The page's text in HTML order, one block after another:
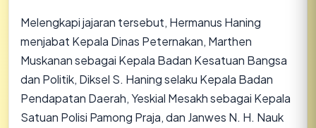
​Melengkapi jajaran tersebut, Hermanus Haning
menjabat Kepala Dinas Peternakan, Marthen
Muskanan sebagai Kepala Badan Kesatuan Bangsa
dan Politik, Diksel S. Haning selaku Kepala Badan
Pendapatan Daerah, Yeskial Mesakh sebagai Kepala
Satuan Polisi Pamong Praja, dan Janwes N. H. Nauk